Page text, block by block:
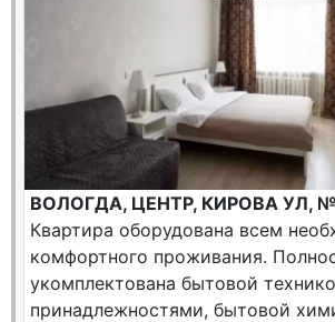
ВОЛОГДА, ЦЕНТР, КИРОВА УЛ,
Квартира оборудована всем
комфортного проживания.
укомплектована бытовой
принадлежностями, бытовой